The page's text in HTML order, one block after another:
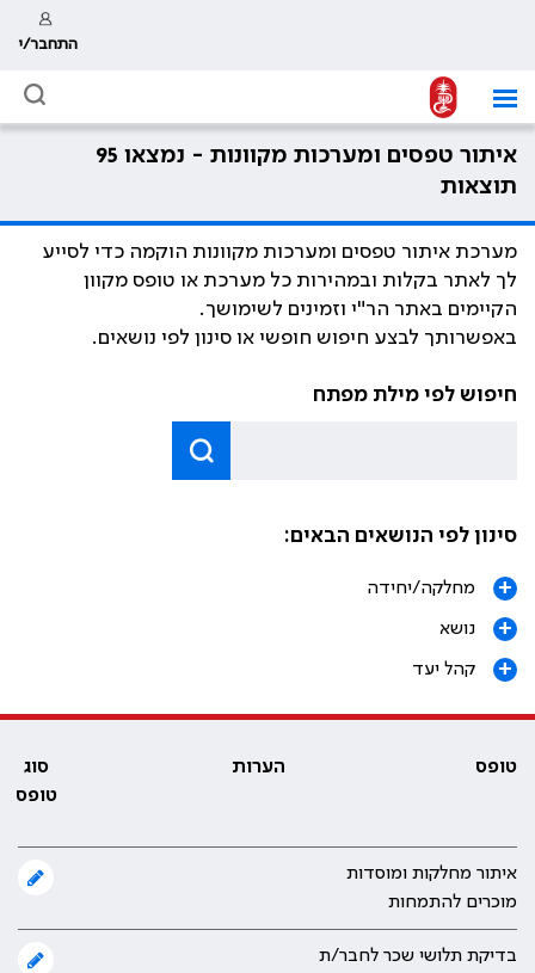
התחבר/י
איתור טפסים ומערכות מקוונות - נמצאו 95
תוצאות
מערכת איתור טפסים ומערכות מקוונות הוקמה כדי לסייע
לך לאתר בקלות ובמהירות כל מערכת או טופס מקוון
הקיימים באתר הר"י וזמינים לשימושך.
באפשרותך לבצע חיפוש חופשי או סינון לפי נושאים.
חיפוש לפי מילת מפתח
סינון לפי הנושאים הבאים:
+ מחלקה/יחידה
+ נושא
+ קהל יעד
טופס הערות
סוג
טופס
איתור מחלקות ומוסדות
מוכרים להתמחות
בדיקת תלושי שכר לחבר/ת